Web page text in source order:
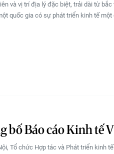
và vị trí địa lý đặc biệt, trải dài từ
quốc gia có sự phát triển kinh tế
bố Báo cáo Kinh tế
Tổ chức Hợp tác và Phát triển kinh